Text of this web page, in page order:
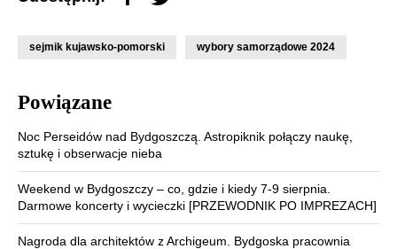
sejmik kujawsko-pomorski wybory samorządowe 2024
Powiązane
Noc Perseidów nad Bydgoszczą. Astropiknik połączy naukę,
sztukę i obserwacje nieba
Weekend w Bydgoszczy – co, gdzie i kiedy 7-9 sierpnia.
Darmowe koncerty i wycieczki [PRZEWODNIK PO IMPREZACH]
Nagroda dla architektów z Archigeum. Bydgoska pracownia